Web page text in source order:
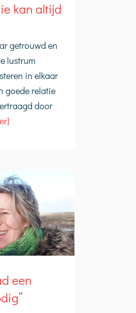
kan altijd
getrouwd en
lustrum
in elkaar
goede relatie
door
een